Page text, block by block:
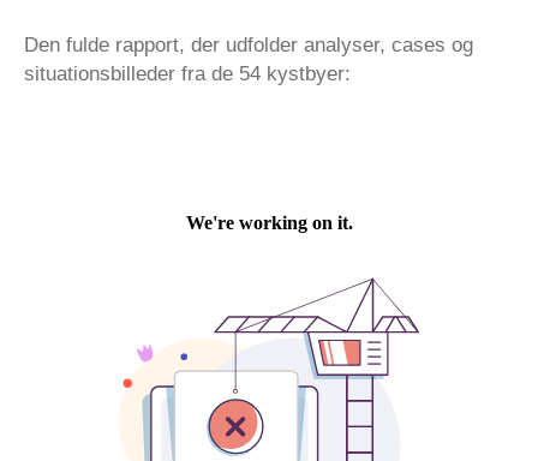
Den fulde rapport, der udfolder analyser, cases og
situationsbilleder fra de 54 kystbyer: